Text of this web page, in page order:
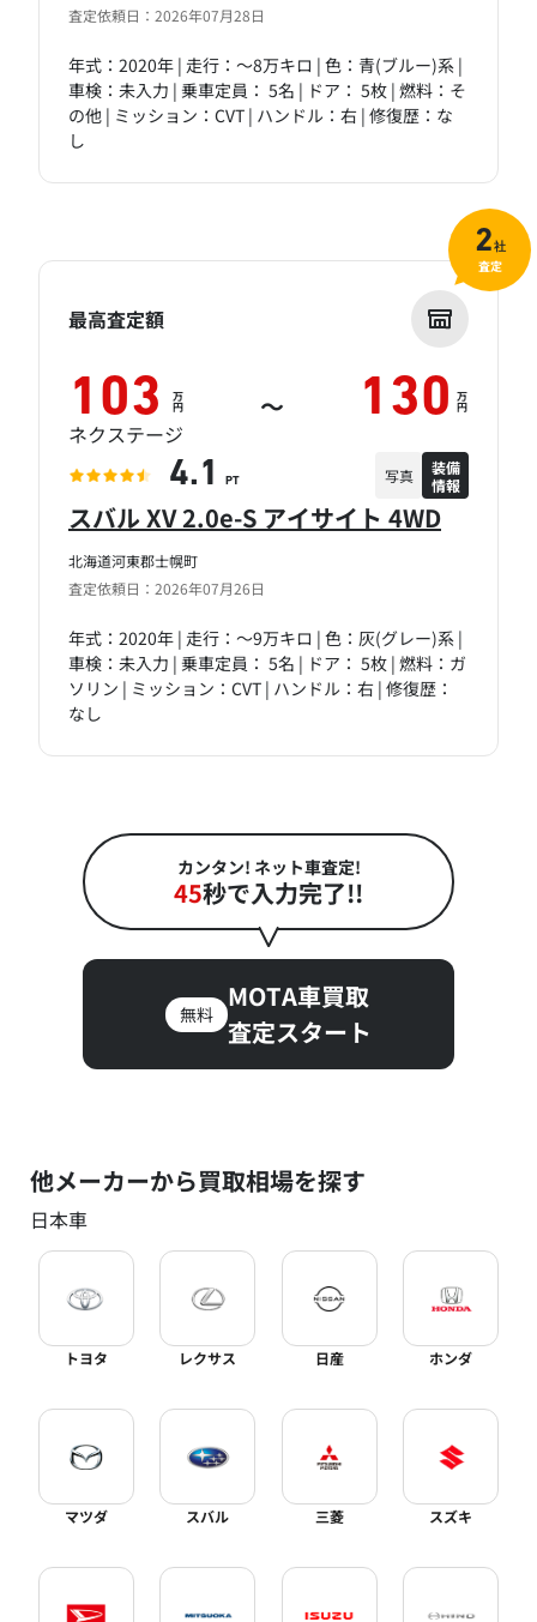
査定依頼日：2026年07月28日
年式：2020年 | 走行：～8万キロ | 色：青(ブルー)系 |
車検：未入力 | 乗車定員： 5名 | ドア： 5枚 | 燃料：そ
の他 | ミッション：CVT | ハンドル：右 | 修復歴：な
し
北海道河東郡士幌町
査定依頼日：2026年07月26日
スバル XV 2.0e-S アイサイト 4WD
年式：2020年 | 走行：～9万キロ | 色：灰(グレー)系 |
車検：未入力 | 乗車定員： 5名 | ドア： 5枚 | 燃料：ガ
ソリン | ミッション：CVT | ハンドル：右 | 修復歴：
なし
最高査定額
103 万
円 ～ 130 万
円
ネクステージ
4.1 PT 写真
装備
情報
2社
査定
カンタン! ネット車査定!
45秒で入力完了!!
無料
MOTA車買取
査定スタート
他メーカーから買取相場を探す
日本車
トヨタ レクサス 日産 ホンダ
マツダ スバル 三菱 スズキ